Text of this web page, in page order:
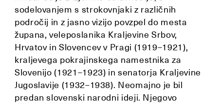
sodelovanjem s strokovnjaki z različnih
področij in z jasno vizijo povzpel do mesta
župana, veleposlanika Kraljevine Srbov,
Hrvatov in Slovencev v Pragi (1919–1921),
kraljevega pokrajinskega namestnika za
Slovenijo (1921–1923) in senatorja Kraljevine
Jugoslavije (1932–1938). Neomajno je bil
predan slovenski narodni ideji. Njegovo